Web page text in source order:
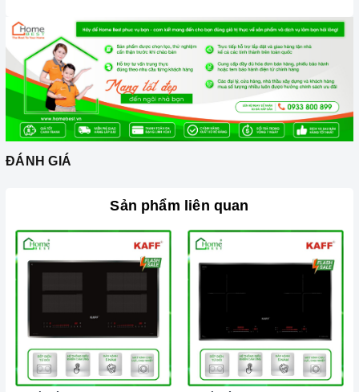
ĐÁNH GIÁ
Sản phẩm liên quan